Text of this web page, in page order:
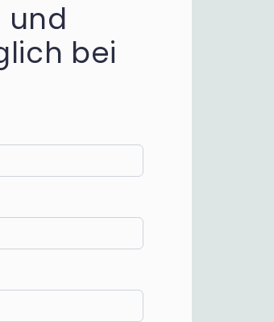
und
bei